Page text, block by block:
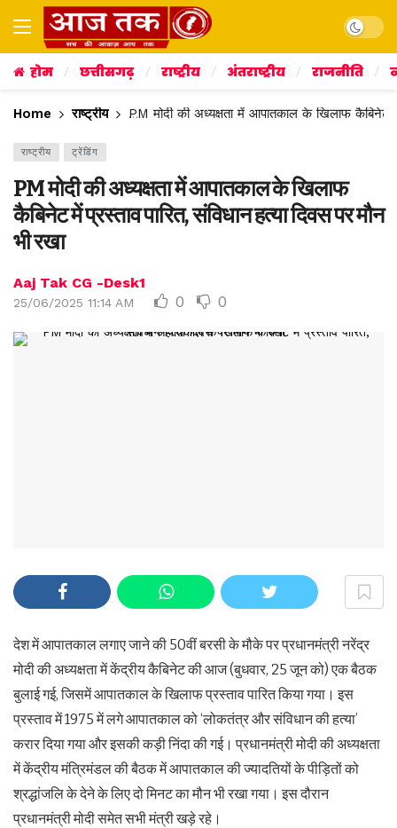
Dark
होम छत्तीसगढ़ राष्ट्रीय अंतराष्ट्रीय राजनीति
Home राष्ट्रीय PM मोदी की अध्यक्षता में आपातकाल के खिलाफ कैबिनेट
राष्ट्रीय ट्रेंडिंग
PM मोदी की अध्यक्षता में आपातकाल के खिलाफ
कैबिनेट में प्रस्ताव पारित, संविधान हत्या दिवस पर मौन
भी रखा
Aaj Tak CG -Desk1
25/06/2025 11:14 AM 0 0
देश में आपातकाल लगाए जाने की 50वीं बरसी के मौके पर प्रधानमंत्री नरेंद्र
मोदी की अध्यक्षता में केंद्रीय कैबिनेट की आज (बुधवार, 25 जून को) एक बैठक
बुलाई गई, जिसमें आपातकाल के खिलाफ प्रस्ताव पारित किया गया। इस
प्रस्ताव में 1975 में लगे आपातकाल को ‘लोकतंत्र और संविधान की हत्या’
करार दिया गया और इसकी कड़ी निंदा की गई। प्रधानमंत्री मोदी की अध्यक्षता
में केंद्रीय मंत्रिमंडल की बैठक में आपातकाल की ज्यादतियों के पीड़ितों को
श्रद्धांजलि के देने के लिए दो मिनट का मौन भी रखा गया। इस दौरान
प्रधानमंत्री मोदी समेत सभी मंत्री खड़े रहे।